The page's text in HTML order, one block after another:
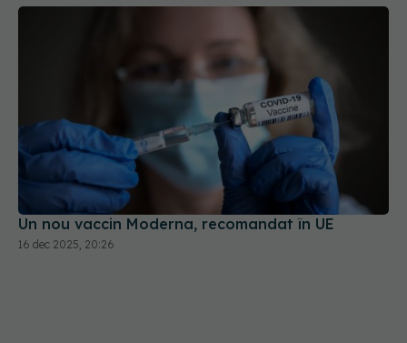
Un nou vaccin Moderna, recomandat în UE
16 dec 2025, 20:26